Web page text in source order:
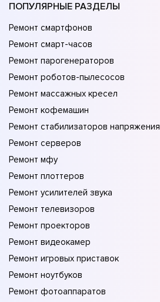
ПОПУЛЯРНЫЕ РАЗДЕЛЫ
Ремонт смартфонов
Ремонт смарт-часов
Ремонт парогенераторов
Ремонт роботов-пылесосов
Ремонт массажных кресел
Ремонт кофемашин
Ремонт стабилизаторов напряжения
Ремонт серверов
Ремонт мфу
Ремонт плоттеров
Ремонт усилителей звука
Ремонт телевизоров
Ремонт проекторов
Ремонт видеокамер
Ремонт игровых приставок
Ремонт ноутбуков
Ремонт фотоаппаратов